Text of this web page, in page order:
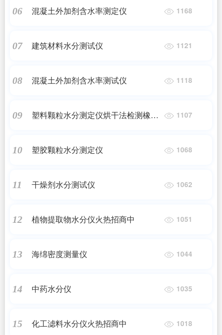
06 混凝土外加剂含水率测定仪 1168
07 建筑材料水分测试仪 1121
08 混凝土外加剂含水率测试仪 1118
09
塑料颗粒水分测定仪烘干法检测橡胶
1107
10 塑胶颗粒水分测定仪 1068
11 干燥剂水分测试仪 1062
12 植物提取物水分仪火热招商中 1051
13 海绵密度测量仪 1044
14 中药水分仪 1035
15 化工滤料水分仪火热招商中 1018